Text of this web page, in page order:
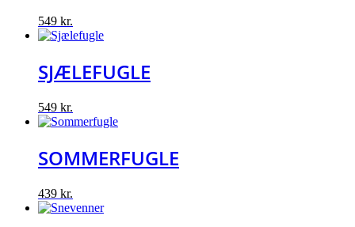
549 kr.
SJÆLEFUGLE
549 kr.
SOMMERFUGLE
439 kr.